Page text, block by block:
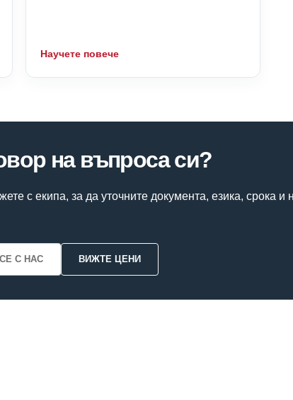
Научете повече
на въпроса си?
с екипа, за да уточните документа, езика, срока
С НАС ВИЖТЕ ЦЕНИ